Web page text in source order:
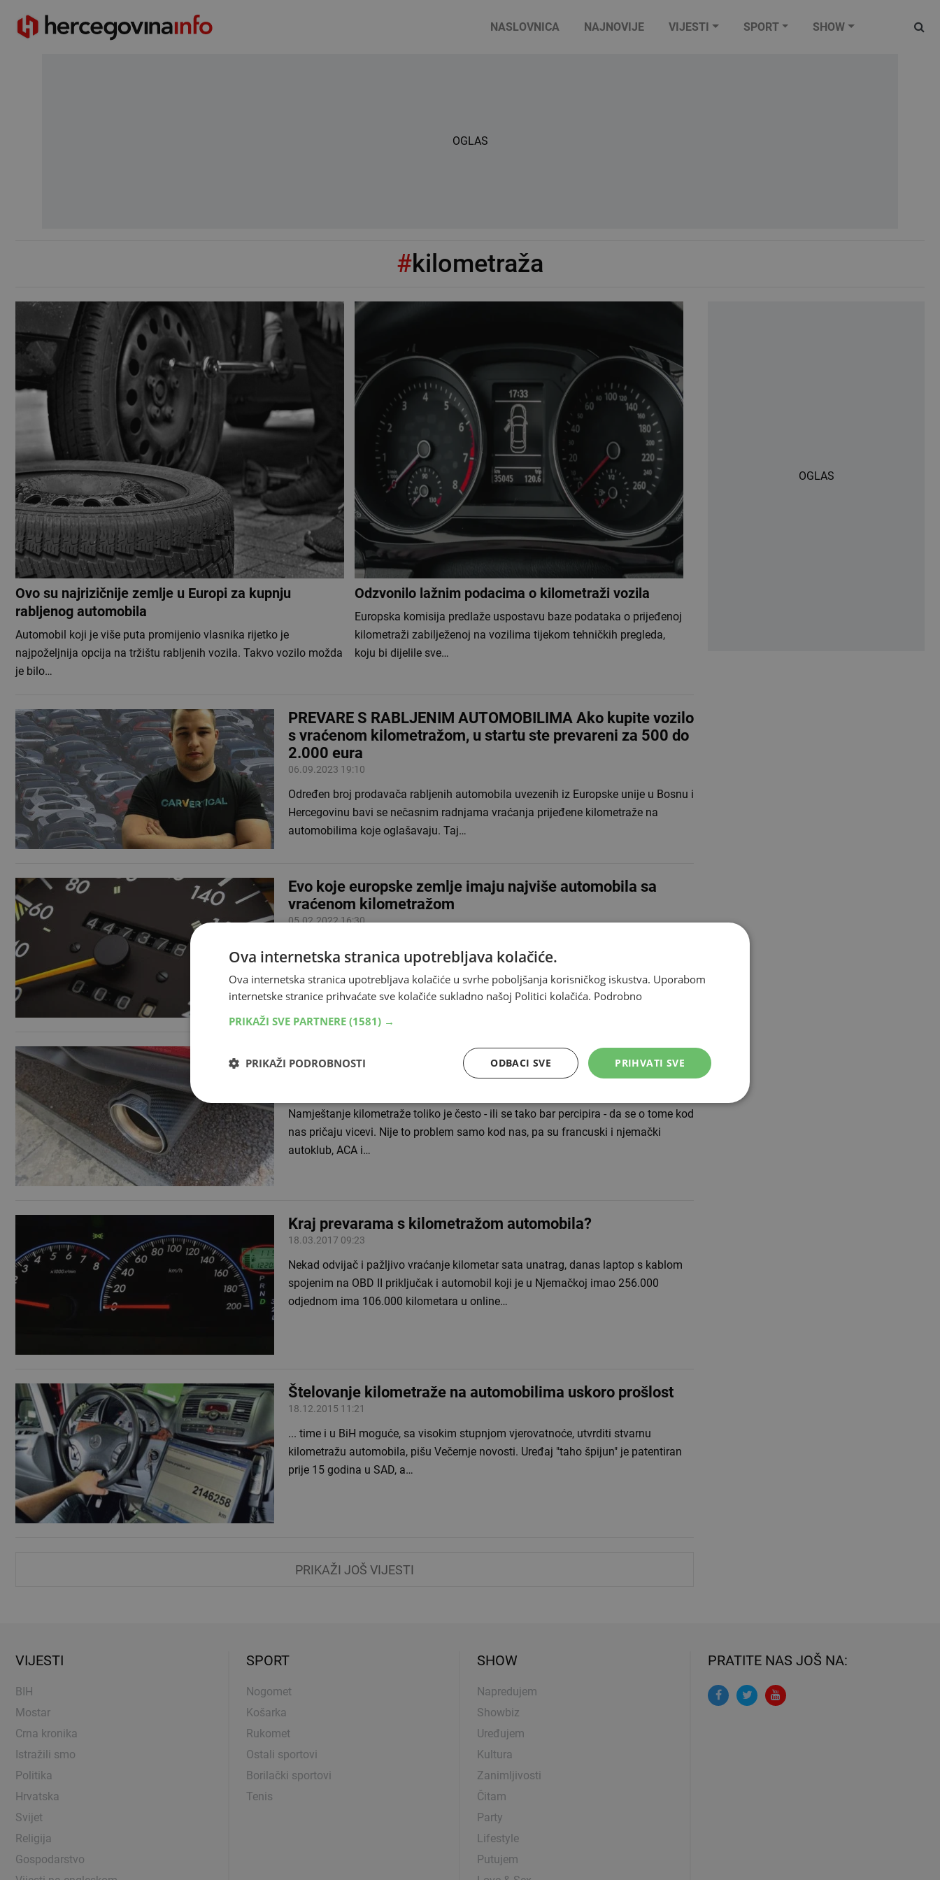
NASLOVNICA NAJNOVIJE VIJESTI SPORT SHOW
OGLAS
#kilometraža
Ovo su najrizičnije zemlje u Europi za kupnju
rabljenog automobila
Automobil koji je više puta promijenio vlasnika rijetko je
najpoželjnija opcija na tržištu rabljenih vozila. Takvo vozilo možda
je bilo…
Odzvonilo lažnim podacima o kilometraži vozila
Europska komisija predlaže uspostavu baze podataka o prijeđenoj
kilometraži zabilježenoj na vozilima tijekom tehničkih pregleda,
koju bi dijelile sve…
PREVARE S RABLJENIM AUTOMOBILIMA Ako kupite vozilo
s vraćenom kilometražom, u startu ste prevareni za 500 do
2.000 eura
06.09.2023 19:10
Određen broj prodavača rabljenih automobila uvezenih iz Europske unije u Bosnu i
Hercegovinu bavi se nečasnim radnjama vraćanja prijeđene kilometraže na
automobilima koje oglašavaju. Taj…
Evo koje europske zemlje imaju najviše automobila sa
vraćenom kilometražom
05.02.2022 16:30
To znači da postoje dvije ili čak tri prilike da nas prodavači prevare u jednom
desetljeću! Dakle, koliko je…
Iz ove zemlje svaki treći rabljeni automobil dolazi s
namještenom kilometražom
Namještanje kilometraže toliko je često - ili se tako bar percipira - da se o tome kod
nas pričaju vicevi. Nije to problem samo kod nas, pa su francuski i njemački
autoklub, ACA i…
Kraj prevarama s kilometražom automobila?
18.03.2017 09:23
Nekad odvijač i pažljivo vraćanje kilometar sata unatrag, danas laptop s kablom
spojenim na OBD II priključak i automobil koji je u Njemačkoj imao 256.000
odjednom ima 106.000 kilometara u online…
Štelovanje kilometraže na automobilima uskoro prošlost
18.12.2015 11:21
... time i u BiH moguće, sa visokim stupnjom vjerovatnoće, utvrditi stvarnu
kilometražu automobila, pišu Večernje novosti. Uređaj "taho špijun" je patentiran
prije 15 godina u SAD, a…
PRIKAŽI JOŠ VIJESTI
OGLAS
VIJESTI
BIH
Mostar
Crna kronika
Istražili smo
Politika
Hrvatska
Svijet
Religija
Gospodarstvo
SPORT
Nogomet
Košarka
Rukomet
Ostali sportovi
Borilački sportovi
Tenis
SHOW
Napredujem
Showbiz
Uređujem
Kultura
Zanimljivosti
Čitam
Party
Lifestyle
Putujem
PRATITE NAS JOŠ NA:
Ova internetska stranica upotrebljava kolačiće.
Ova internetska stranica upotrebljava kolačiće u svrhe poboljšanja korisničkog iskustva. Uporabom
internetske stranice prihvaćate sve kolačiće sukladno našoj Politici kolačića. Podrobno
PRIKAŽI SVE PARTNERE (1581) →
PRIHVATI SVE
ODBACI SVE
PRIKAŽI PODROBNOSTI